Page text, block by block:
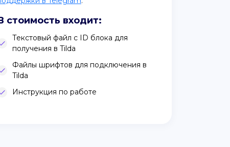
стоимость входит:
Текстовый файл с ID блока для
получения в Tilda
Файлы шрифтов для подключения в
Tilda
Инструкция по работе